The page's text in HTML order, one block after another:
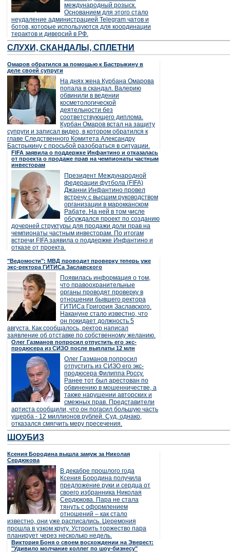
международный розыск.
Основанием для этого стало
неудаление администрацией Telegram чатов и
ботов, которые используются для координации
терактов и диверсий в РФ.
СЛУХИ, СКАНДАЛЫ, СПЛЕТНИ
Омаров обратился за помощью к Бастрыкину в
деле своей супруги
На днях жена Курбана Омарова
попала в скандал. Валерию
обвинили в ведении
косметологической
деятельности без
соответствующего диплома.
Курбан Омаров встал на защиту
супруги и записал видео, в котором обратился к
главе Следственного Комитета Александру
Бастрыкину с просьбой разобраться в ситуации.
FIFA заявила о поддержке Инфантино и отказалась
от проекта о продаже прав на чемпионаты частным
инвесторам
Президент Международной
федерации футбола (FIFA)
Джанни Инфантино провел
встречу с высшим руководством
организации в марокканском
Рабате. На ней в том числе
обсуждался проект по созданию
дочерней структуры для продажи доли прав на
чемпионаты частным инвесторам. По итогам
встречи FIFA заявила о поддержке Инфантино и
отказе от проекта.
"Ведомости": МВД проводит проверку теперь уже
экс-ректора ГИТИСа Заславского
Появилась информация о том,
что правоохранительные
органы проводят проверку в
отношении бывшего ректора
ГИТИСа Григория Заславского.
Накануне стало известно, что
он покидает должность 5
августа. Как сообщалось, ректор написал
заявление об отставке по собственному желанию.
Олег Газманов попросил отпустить его экс-
продюсера из СИЗО после выплаты 12 млн
Олег Газманов попросил
отпустить из СИЗО его экс-
продюсера Филиппа Россу.
Ранее тот был арестован по
обвинению в мошенничестве, а
также нарушении авторских и
смежных прав. Представители
артиста сообщили, что он погасил большую часть
ущерба - 12 миллионов рублей. Суд, однако,
отказался смягчить меру пресечения.
ШОУБИЗ
Ксения Бородина вышла замуж за Николая
Сердюкова
В декабре прошлого года
Ксения Бородина получила
предложение руки и сердца от
своего избранника Николая
Сердюкова. Пара не стала
тянуть с оформлением
отношений – как стало
известно, они уже расписались. Церемония
прошла в узком кругу. Устроить торжество пара
планирует через несколько недель.
Виктория Боня о своем восхождении на Эверест:
"Удивило молчание коллег по шоу-бизнесу"